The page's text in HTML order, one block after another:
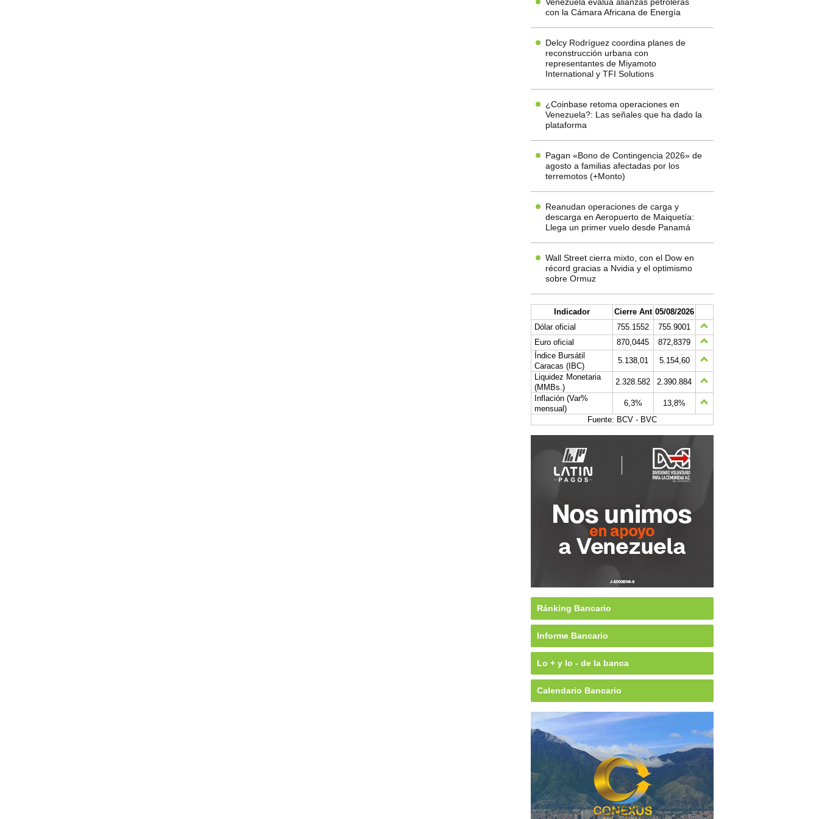
con la Cámara Africana de Energía
Delcy Rodríguez coordina planes de
reconstrucción urbana con
representantes de Miyamoto
International y TFI Solutions
¿Coinbase retoma operaciones en
Venezuela?: Las señales que ha dado la
plataforma
Pagan «Bono de Contingencia 2026» de
agosto a familias afectadas por los
terremotos (+Monto)
Reanudan operaciones de carga y
descarga en Aeropuerto de Maiquetía:
Llega un primer vuelo desde Panamá
Wall Street cierra mixto, con el Dow en
récord gracias a Nvidia y el optimismo
sobre Ormuz
Indicador Cierre Ant 05/08/2026
Dólar oficial
755.1552
755.9001
Euro oficial
870,0445
872,8379
Índice Bursátil
Caracas (IBC)
5.138,01
5.154,60
Liquidez Monetaria
(MMBs.)
2.328.582
2.390.884
Inflación (Var%
mensual)
6,3%
13,8%
Fuente: BCV - BVC
Ránking Bancario
Informe Bancario
Lo + y lo - de la banca
Calendario Bancario